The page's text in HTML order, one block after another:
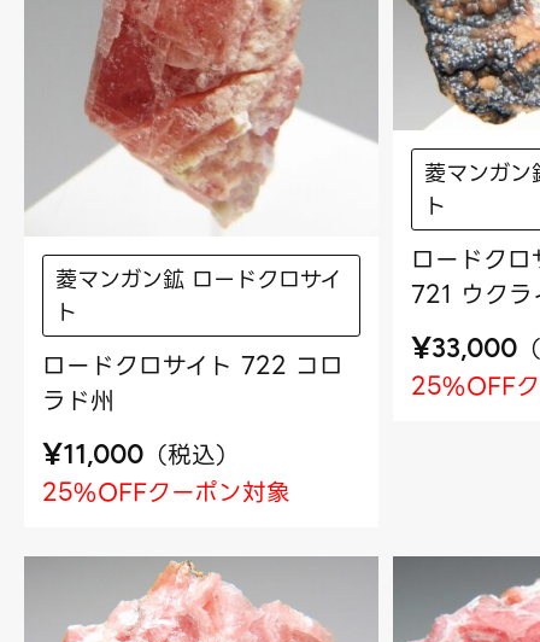
菱マンガン鉱 ロードクロサイ
ト
ロードクロサイト 722 コロ
ラド州
¥11,000 （税込）
25%OFFクーポン対象
菱マンガ
ト
ロードク
721 ウクラ
¥33,000 （
25%OFF